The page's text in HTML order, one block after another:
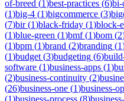
of-breed (1)best-practices (6)bi-
(1)big-4 (1)bigcommerce (3)
(7)bir(1)black-friday (1)block-
(1)blue-green (1)bmf(1)bom (2
(1)bpm (1)brand (2)branding (1
(1)budget (3)budgeting (6)
software (1)business-apps (1)
(2)business-continuity (2)
(26)business-one (1)business-
(1)business-process (8)